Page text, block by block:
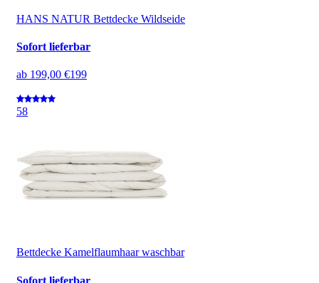
HANS NATUR Bettdecke Wildseide
Sofort lieferbar
ab 199,00 €199
58
Bettdecke Kamelflaumhaar waschbar
Sofort lieferbar